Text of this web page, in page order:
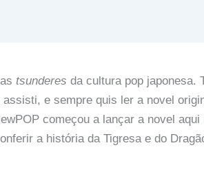
tsunderes da cultura pop japonesa.
e sempre quis ler a novel
começou a lançar a novel aqui
a história da Tigresa e do